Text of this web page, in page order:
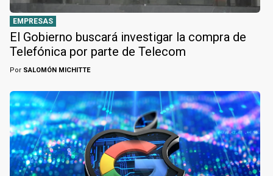
EMPRESAS
El Gobierno buscará investigar la compra de
Telefónica por parte de Telecom
Por SALOMÓN MICHITTE